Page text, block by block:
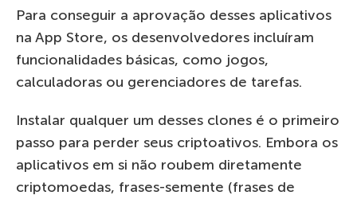
Para conseguir a aprovação desses aplicativos
na App Store, os desenvolvedores incluíram
funcionalidades básicas, como jogos,
calculadoras ou gerenciadores de tarefas.
Instalar qualquer um desses clones é o primeiro
passo para perder seus criptoativos. Embora os
aplicativos em si não roubem diretamente
criptomoedas, frases-semente (frases de